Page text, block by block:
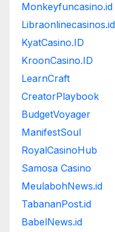
Monkeyfuncasino.id
Libraonlinecasinos.id
KyatCasino.ID
KroonCasino.ID
LearnCraft
CreatorPlaybook
BudgetVoyager
ManifestSoul
RoyalCasinoHub
Samosa Casino
MeulabohNews.id
TabananPost.id
BabelNews.id